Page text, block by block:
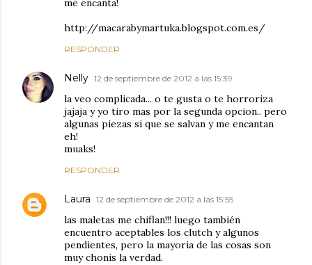
me encanta!
http://macarabymartuka.blogspot.com.es/
RESPONDER
Nelly 12 de septiembre de 2012 a las 15:39
la veo complicada... o te gusta o te horroriza
jajaja y yo tiro mas por la segunda opcion.. pero
algunas piezas si que se salvan y me encantan
eh!
muaks!
RESPONDER
Laura 12 de septiembre de 2012 a las 15:55
las maletas me chiflan!!! luego también
encuentro aceptables los clutch y algunos
pendientes, pero la mayoría de las cosas son
muy chonis la verdad.